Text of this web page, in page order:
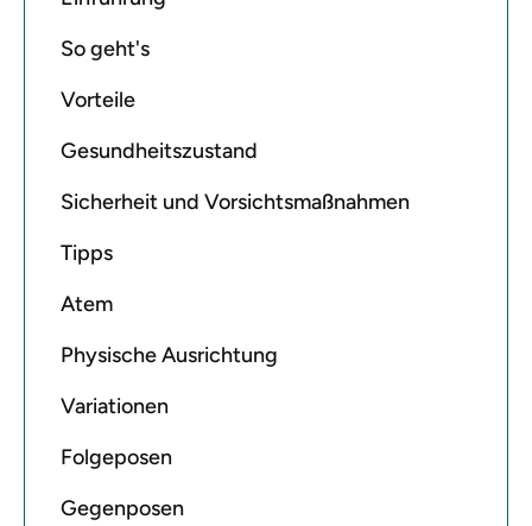
So geht's
Vorteile
Gesundheitszustand
Sicherheit und Vorsichtsmaßnahmen
Tipps
Atem
Physische Ausrichtung
Variationen
Folgeposen
Gegenposen